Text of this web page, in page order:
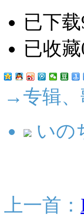
已下
已收
→专辑
いの
上一首：